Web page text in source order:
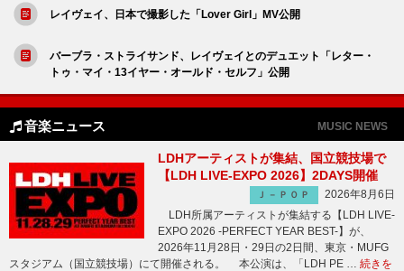
レイヴェイ、日本で撮影した「Lover Girl」MV公開
バーブラ・ストライサンド、レイヴェイとのデュエット「レター・
トゥ・マイ・13イヤー・オールド・セルフ」公開
音楽ニュース MUSIC NEWS
LDHアーティストが集結、国立競技場で
【LDH LIVE-EXPO 2026】2DAYS開催
Ｊ－ＰＯＰ
2026年8月6日
LDH所属アーティストが集結する【LDH LIVE-
EXPO 2026 -PERFECT YEAR BEST-】が、
2026年11月28日・29日の2日間、東京・MUFG
スタジアム（国立競技場）にて開催される。 本公演は、「LDH PE … 続きを